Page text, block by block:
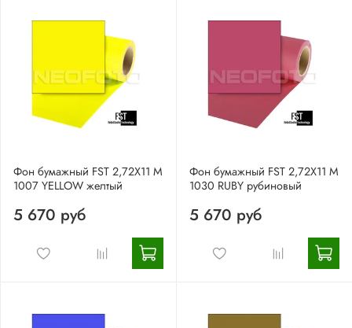
Фон бумажный FST 2,72X11 М
1007 YELLOW желтый
5 670 руб
Фон бумажный FST 2,72X11 М
1030 RUBY рубиновый
5 670 руб